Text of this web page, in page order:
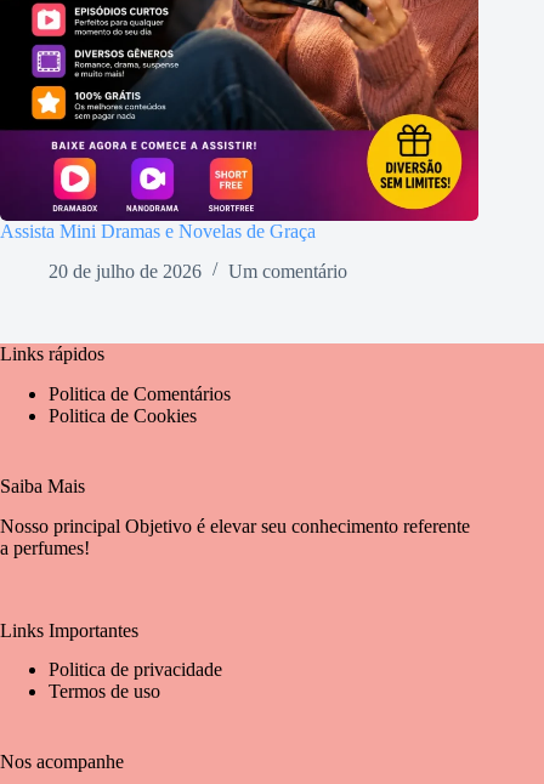
Assista Mini Dramas e Novelas de Graça
20 de julho de 2026
Um comentário
Links rápidos
Politica de Comentários
Politica de Cookies
Saiba Mais
Nosso principal Objetivo é elevar seu conhecimento referente
a perfumes!
Links Importantes
Politica de privacidade
Termos de uso
Nos acompanhe